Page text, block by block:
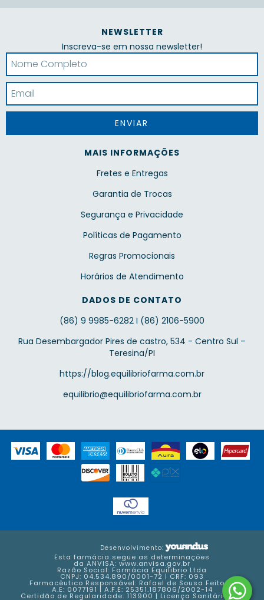
NEWSLETTER
Inscreva-se em nossa newsletter!
MAIS INFORMAÇÕES
Fretes e Entregas
Garantia de Trocas
Segurança e Privacidade
Políticas de Pagamento
Regras Promocionais
Horários de Atendimento
DADOS DE CONTATO
(86) 9 9985-6282 I (86) 2106-5900
Rua Desembargador Pires de castro, 534 - Centro Sul –
Teresina/PI
https://blog.equilibriofarma.com.br
equilibrio@equilibriofarma.com.br
Desenvolvimento:
Esta farmácia segue as determinações
da ANVISA: www.anvisa.gov.br
Razão Social: Farmácia Equilibrio Ltda
CNPJ: 04.534.890/0001-72 | CRF: 093
Farmacêutico Responsável: Rafael de Sousa Feitosa
A.E: 0077191 | A.F.E: 25351.187806/2002-14
Certidão de Regularidade: 113900 | Licença Sanitária: FM